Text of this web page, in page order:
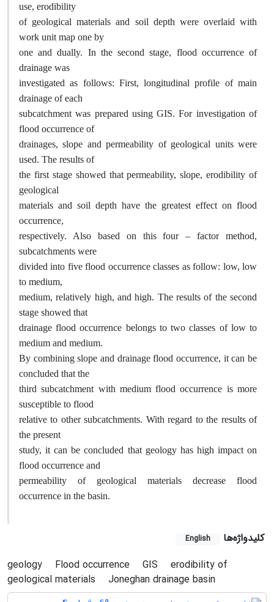
use, erodibility
of geological materials and soil depth were overlaid with
work unit map one by
one and dually. In the second stage, flood occurrence of
drainage was
investigated as follows: First, longitudinal profile of main
drainage of each
subcatchment was prepared using GIS. For investigation of
flood occurrence of
drainages, slope and permeability of geological units were
used. The results of
the first stage showed that permeability, slope, erodibility of
geological
materials and soil depth have the greatest effect on flood
occurrence,
respectively. Also based on this four – factor method,
subcatchments were
divided into five flood occurrence classes as follow: low, low
to medium,
medium, relatively high, and high. The results of the second
stage showed that
drainage flood occurrence belongs to two classes of low to
medium and medium.
By combining slope and drainage flood occurrence, it can be
concluded that the
third subcatchment with medium flood occurrence is more
susceptible to flood
relative to other subcatchments. With regard to the results of
the present
study, it can be concluded that geology has high impact on
flood occurrence and
permeability of geological materials decrease flood
occurrence in the basin.
کلیدواژه‌ها English
geology Flood occurrence GIS
erodibility of
geological materials
Joneghan drainage basin